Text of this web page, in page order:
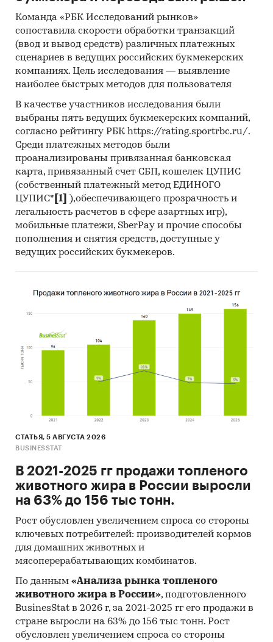
Методы:
Кабинетное исследование. Поиск и анализ
информации из различных источников,
проведение расчетов. Статистика и
аналитика
Прогноз ГидМаркет. Современные
статистические методы прогнозирования с
поправкой на мнение экспертов.
Отчет отражает мнение авторов и не является
инвестиционной рекомендацией
Категории: Сельское хозяйство
Семена и
рассада
Россия
Команда «РБК Исследований рынков»
сопоставила скорости обработки транзакций
(ввод и вывод средств) различных платежных
сценариев в ведущих российских букмекерских
компаниях. Цель исследования — выявление
наиболее быстрых методов для пользователя
В качестве участников исследования были
выбраны пять ведущих букмекерских компаний,
согласно рейтингу РБК https://rating.sportrbc.ru/.
Среди платежных методов были
проанализированы привязанная банковская
карта, привязанный счет СБП, кошелек ЦУПИС
(собственный платежный метод ЕДИНОГО
ЦУПИС* [1]
),обеспечивающего прозрачность и
легальность расчетов в сфере азартных игр),
мобильные платежи, SberPay и прочие способы
пополнения и снятия средств, доступные у
ведущих российских букмекеров.
СТАТЬЯ, 5 АВГУСТА 2026
BUSINESSTAT
В 2021-2025 гг продажи топленого
животного жира в России выросли
на 63% до 156 тыс тонн.
Рост обусловлен увеличением спроса со стороны
ключевых потребителей: производителей кормов
для домашних животных и
мясоперерабатывающих комбинатов.
По данным «Анализа рынка топленого
животного жира в России», подготовленного
BusinesStat в 2026 г, за 2021-2025 гг его продажи в
стране выросли на 63% до 156 тыс тонн. Рост
обусловлен увеличением спроса со стороны